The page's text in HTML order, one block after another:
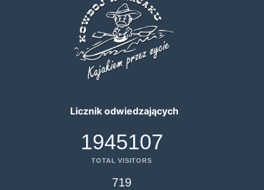
Licznik odwiedzających
1945107
TOTAL VISITORS
719